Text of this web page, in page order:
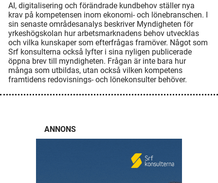
AI, digitalisering och förändrade kundbehov ställer nya
krav på kompetensen inom ekonomi- och lönebranschen. I
sin senaste områdesanalys beskriver Myndigheten för
yrkeshögskolan hur arbetsmarknadens behov utvecklas
och vilka kunskaper som efterfrågas framöver. Något som
Srf konsulterna också lyfter i sina nyligen publicerade
öppna brev till myndigheten. Frågan är inte bara hur
många som utbildas, utan också vilken kompetens
framtidens redovisnings- och lönekonsulter behöver.
ANNONS